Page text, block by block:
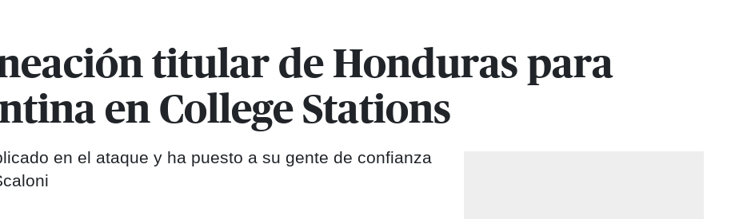
titular de Honduras para
en College Stations
en el ataque y ha puesto a su gente de confianza